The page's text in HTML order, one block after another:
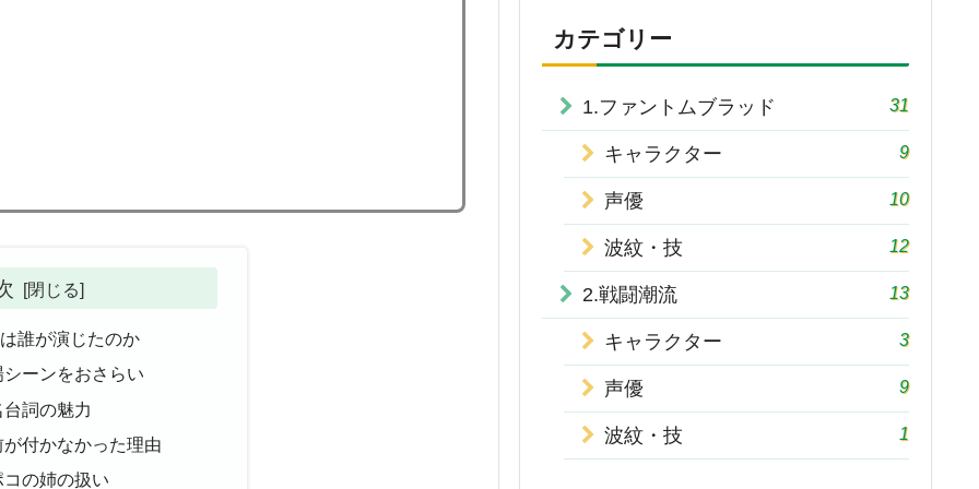
誰が演じたのか
ーンをおさらい
詞の魅力
付かなかった理由
の姉の扱い
カテゴリー
1.ファントムブラッド 31
キャラクター 9
声優 10
波紋・技 12
2.戦闘潮流 13
キャラクター 3
声優 9
波紋・技 1